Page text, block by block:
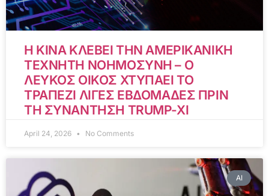
Η ΚΙΝΑ ΚΛΕΒΕΙ ΤΗΝ ΑΜΕΡΙΚΑΝΙΚΗ
ΤΕΧΝΗΤΗ ΝΟΗΜΟΣΥΝΗ – Ο
ΛΕΥΚΟΣ ΟΙΚΟΣ ΧΤΥΠΑΕΙ ΤΟ
ΤΡΑΠΕΖΙ ΛΙΓΕΣ ΕΒΔΟΜΑΔΕΣ ΠΡΙΝ
ΤΗ ΣΥΝΑΝΤΗΣΗ TRUMP-XI
April 24, 2026 No Comments
AI